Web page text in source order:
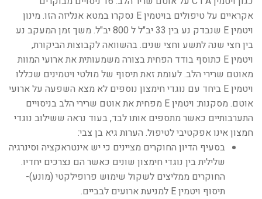
אקראיים על טיפולים בויטמין E נסקרו במטא אנליזה הזו. מינון
ויטמין E שנבדק נע בין 33 יב"ל ל 800 יב"ל. משך זמן המעקב נע
בין חצי שנה לתשע וחצי שנים. בהשוואה לקבוצות הביקורת,
ויטמין E כתוסף בודד הפחית בצורה משמעותית את ארועי המוות
מאוטם שרירי הלב. לעומת זאת תיסוף של מולטי ויטמינים שכללו
ויטמין E ביחד עם נוגדי חימצון נוספים לא מצא השפעה על ארועי
אוטם. מסקנות: ויטמין E מפחית את אוטם שרירי הלב בניסויים
התערבותיים כאשר מתספים אותו לבד, בעוד נראה ששילוב נוגדי
חמצון אינו אפקטיבי לטיפול. הערות גיא בן צבי:
בסעיף הדיון החוקרים מציינים כי יש אינטראקציה וסינרגיה
שלילית בין נוגדי חימצון שונים כאשר הם נצרכים יחדיו.
החוקרים ממליצים לשקול שימוש פרופילקטי (מונע)-
תיסוף ויטמין E למניעת ארועים לבביים.